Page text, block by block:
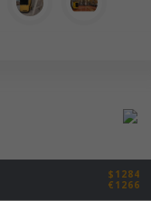
$1284
€1266